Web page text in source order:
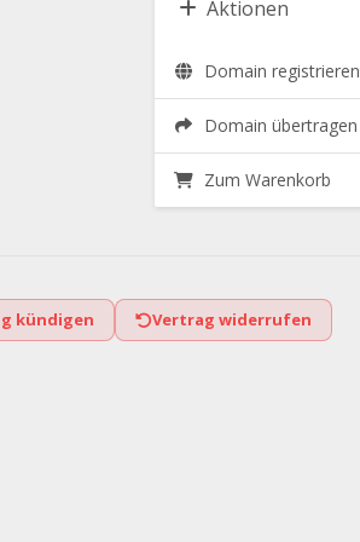
Aktionen
Domain registrieren
Domain übertragen
Zum Warenkorb
kündigen Vertrag widerrufen